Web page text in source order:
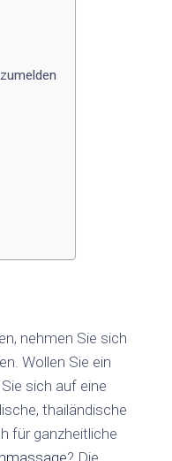
nehmen Sie sich
Wollen Sie ein
sich auf eine
thailändische
für ganzheitliche
? Die